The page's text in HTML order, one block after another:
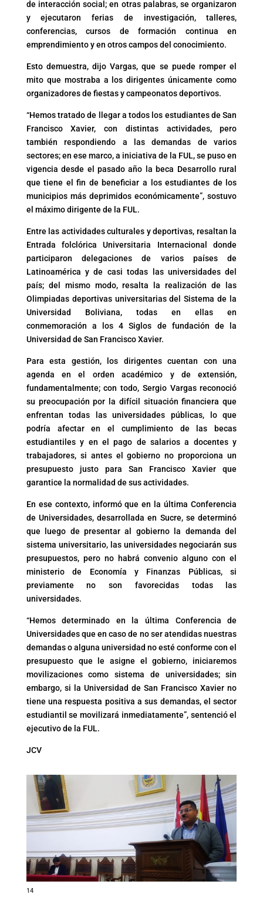
de interacción social; en otras palabras, se organizaron
y ejecutaron ferias de investigación, talleres,
conferencias, cursos de formación continua en
emprendimiento y en otros campos del conocimiento.
Esto demuestra, dijo Vargas, que se puede romper el
mito que mostraba a los dirigentes únicamente como
organizadores de fiestas y campeonatos deportivos.
“Hemos tratado de llegar a todos los estudiantes de San
Francisco Xavier, con distintas actividades, pero
también respondiendo a las demandas de varios
sectores; en ese marco, a iniciativa de la FUL, se puso en
vigencia desde el pasado año la beca Desarrollo rural
que tiene el fin de beneficiar a los estudiantes de los
municipios más deprimidos económicamente”, sostuvo
el máximo dirigente de la FUL.
Entre las actividades culturales y deportivas, resaltan la
Entrada folclórica Universitaria Internacional donde
participaron delegaciones de varios países de
Latinoamérica y de casi todas las universidades del
país; del mismo modo, resalta la realización de las
Olimpiadas deportivas universitarias del Sistema de la
Universidad Boliviana, todas en ellas en
conmemoración a los 4 Siglos de fundación de la
Universidad de San Francisco Xavier.
Para esta gestión, los dirigentes cuentan con una
agenda en el orden académico y de extensión,
fundamentalmente; con todo, Sergio Vargas reconoció
su preocupación por la difícil situación financiera que
enfrentan todas las universidades públicas, lo que
podría afectar en el cumplimiento de las becas
estudiantiles y en el pago de salarios a docentes y
trabajadores, si antes el gobierno no proporciona un
presupuesto justo para San Francisco Xavier que
garantice la normalidad de sus actividades.
En ese contexto, informó que en la última Conferencia
de Universidades, desarrollada en Sucre, se determinó
que luego de presentar al gobierno la demanda del
sistema universitario, las universidades negociarán sus
presupuestos, pero no habrá convenio alguno con el
ministerio de Economía y Finanzas Públicas, si
previamente no son favorecidas todas las
universidades.
“Hemos determinado en la última Conferencia de
Universidades que en caso de no ser atendidas nuestras
demandas o alguna universidad no esté conforme con el
presupuesto que le asigne el gobierno, iniciaremos
movilizaciones como sistema de universidades; sin
embargo, si la Universidad de San Francisco Xavier no
tiene una respuesta positiva a sus demandas, el sector
estudiantil se movilizará inmediatamente”, sentenció el
ejecutivo de la FUL.
JCV
14